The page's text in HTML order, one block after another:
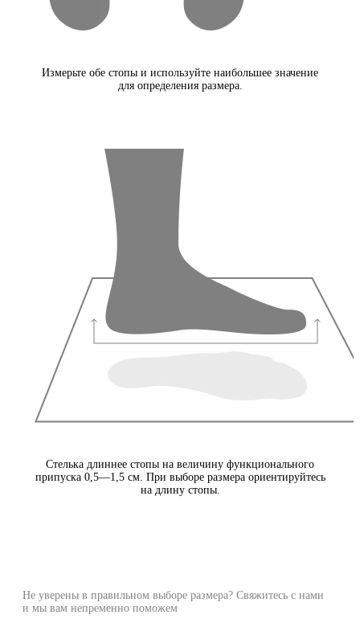
Измерьте обе стопы и используйте наибольшее значение
для определения размера.
Стелька длиннее стопы на величину функционального
припуска 0,5—1,5 см. При выборе размера ориентируйтесь
на длину стопы.
Не уверены в правильном выборе размера? Свяжитесь с нами
и мы вам непременно поможем